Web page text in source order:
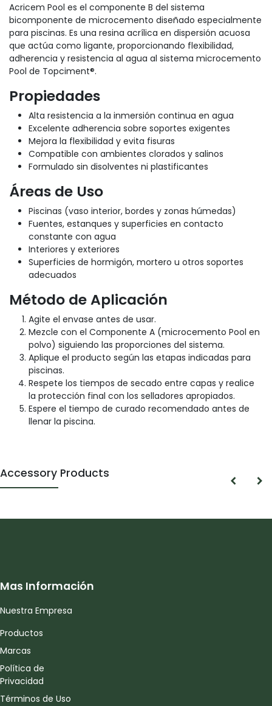
Acricem Pool es el componente B del sistema
bicomponente de microcemento diseñado especialmente
para piscinas. Es una resina acrílica en dispersión acuosa
que actúa como ligante, proporcionando flexibilidad,
adherencia y resistencia al agua al sistema microcemento
Pool de Topciment®.
Propiedades
Alta resistencia a la inmersión continua en agua
Excelente adherencia sobre soportes exigentes
Mejora la flexibilidad y evita fisuras
Compatible con ambientes clorados y salinos
Formulado sin disolventes ni plastificantes
Áreas de Uso
Piscinas (vaso interior, bordes y zonas húmedas)
Fuentes, estanques y superficies en contacto
constante con agua
Interiores y exteriores
Superficies de hormigón, mortero u otros soportes
adecuados
Método de Aplicación
Agite el envase antes de usar.
Mezcle con el Componente A (microcemento Pool en
polvo) siguiendo las proporciones del sistema.
Aplique el producto según las etapas indicadas para
piscinas.
Respete los tiempos de secado entre capas y realice
la protección final con los selladores apropiados.
Espere el tiempo de curado recomendado antes de
llenar la piscina.
Accessory Products
Mas Información
Nuestra Empresa
Productos
Marcas
Política de
Privacidad
Términos de Uso